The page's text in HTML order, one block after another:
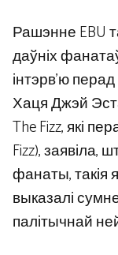
Рашэнне EBU
даўніх
інтэрв'ю
Хаця Джэй
The Fizz, які
Fizz), заявіла,
фанаты, такія
выказалі
палітычнай